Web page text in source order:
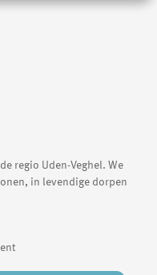
regio Uden-Veghel. We
in levendige dorpen